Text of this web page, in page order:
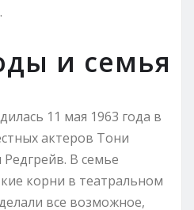
и семья
11 мая 1963 года в
актеров Тони
В семье
корни в театральном
все возможное,